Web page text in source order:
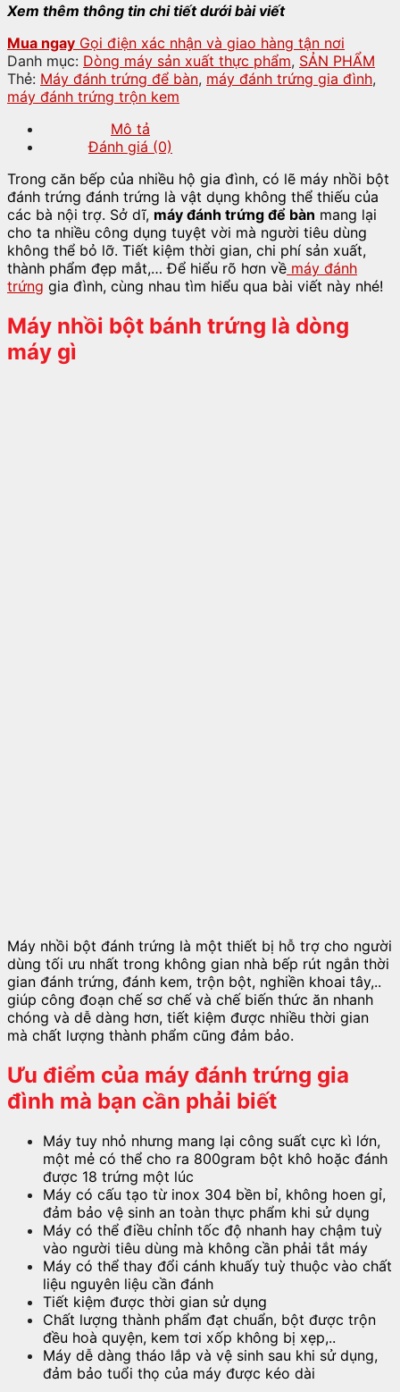
Xem thêm thông tin chi tiết dưới bài viết
Mua ngay Gọi điện xác nhận và giao hàng tận nơi
Danh mục: Dòng máy sản xuất thực phẩm, SẢN PHẨM
Thẻ: Máy đánh trứng để bàn, máy đánh trứng gia đình,
máy đánh trứng trộn kem
Mô tả
Đánh giá (0)
Trong căn bếp của nhiều hộ gia đình, có lẽ máy nhồi bột
đánh trứng đánh trứng là vật dụng không thể thiếu của
các bà nội trợ. Sở dĩ, máy đánh trứng để bàn mang lại
cho ta nhiều công dụng tuyệt vời mà người tiêu dùng
không thể bỏ lỡ. Tiết kiệm thời gian, chi phí sản xuất,
thành phẩm đẹp mắt,… Để hiểu rõ hơn về máy đánh
trứng gia đình, cùng nhau tìm hiểu qua bài viết này nhé!
Máy nhồi bột bánh trứng là dòng
máy gì
Máy nhồi bột đánh trứng là một thiết bị hỗ trợ cho người
dùng tối ưu nhất trong không gian nhà bếp rút ngắn thời
gian đánh trứng, đánh kem, trộn bột, nghiền khoai tây,..
giúp công đoạn chế sơ chế và chế biến thức ăn nhanh
chóng và dễ dàng hơn, tiết kiệm được nhiều thời gian
mà chất lượng thành phẩm cũng đảm bảo.
Ưu điểm của máy đánh trứng gia
đình mà bạn cần phải biết
Máy tuy nhỏ nhưng mang lại công suất cực kì lớn,
một mẻ có thể cho ra 800gram bột khô hoặc đánh
được 18 trứng một lúc
Máy có cấu tạo từ inox 304 bền bỉ, không hoen gỉ,
đảm bảo vệ sinh an toàn thực phẩm khi sử dụng
Máy có thể điều chỉnh tốc độ nhanh hay chậm tuỳ
vào người tiêu dùng mà không cần phải tắt máy
Máy có thể thay đổi cánh khuấy tuỳ thuộc vào chất
liệu nguyên liệu cần đánh
Tiết kiệm được thời gian sử dụng
Chất lượng thành phẩm đạt chuẩn, bột được trộn
đều hoà quyện, kem tơi xốp không bị xẹp,..
Máy dễ dàng tháo lắp và vệ sinh sau khi sử dụng,
đảm bảo tuổi thọ của máy được kéo dài